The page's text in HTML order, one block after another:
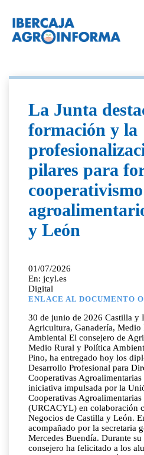
La Junta
formación y la
pilares para
cooperativismo
y León
01/07/2026
En: jcyl.es
Digital
ENLACE AL DOCUMENTO
30 de junio de 2026 Castilla y
Agricultura, Ganadería, Medio
Ambiental El consejero de
Medio Rural y Política
Pino, ha entregado hoy los
Desarrollo Profesional para
Cooperativas
iniciativa impulsada por la
Cooperativas
(URCACYL) en colaboración
Negocios de Castilla y León.
acompañado por la secretaria
Mercedes Buendía. Durante
consejero ha felicitado a los